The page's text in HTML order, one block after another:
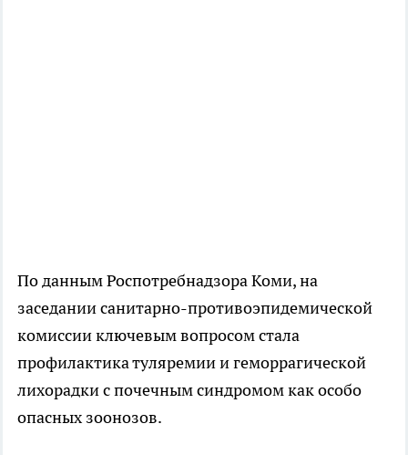
По данным Роспотребнадзора Коми, на
заседании санитарно-противоэпидемической
комиссии ключевым вопросом стала
профилактика туляремии и геморрагической
лихорадки с почечным синдромом как особо
опасных зоонозов.